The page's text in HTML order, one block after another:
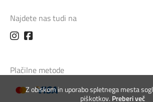
Najdete nas tudi na
Plačilne metode
Z obiskom in uporabo spletnega mesta
piškotkov. Preberi več